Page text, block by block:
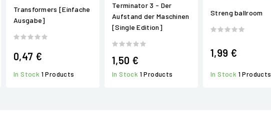
Transformers [Einfache
Ausgabe]
0,47 €
In Stock 1 Products
Terminator 3 - Der
Aufstand der Maschinen
[Single Edition]
1,50 €
In Stock 1 Products
Streng ballroom
1,99 €
In Stock 1 Products